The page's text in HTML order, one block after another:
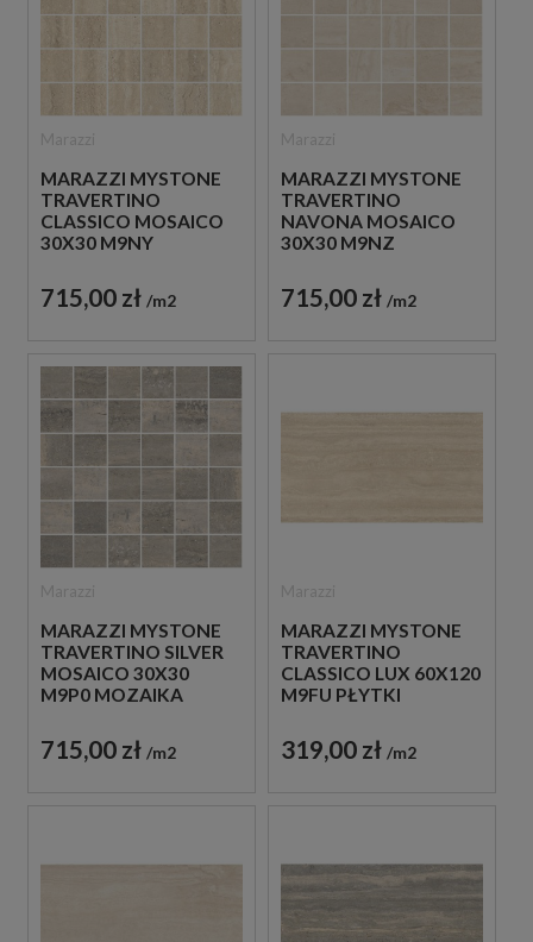
MARAZZI MYSTONE
TRAVERTINO
CLASSICO MOSAICO
30X30 M9NY
TRAWERTYNOWA
715,00 zł m2
MARAZZI MYSTONE
TRAVERTINO
NAVONA MOSAICO
30X30 M9NZ
TRAWERTYNOWA
715,00 zł m2
MARAZZI MYSTONE
TRAVERTINO SILVER
MOSAICO 30X30
M9P0 MOZAIKA
715,00 zł m2
MARAZZI MYSTONE
TRAVERTINO
CLASSICO LUX 60X120
M9FU PŁYTKI
319,00 zł m2